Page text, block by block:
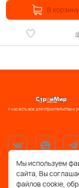
В корзину
У нас есть все для строительства и
Мы используем
сайта, Вы
файлов cookie,